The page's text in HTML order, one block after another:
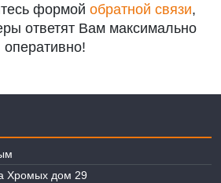
формой обратной связи,
ответят Вам максимально
оперативно!
Хромых дом 29